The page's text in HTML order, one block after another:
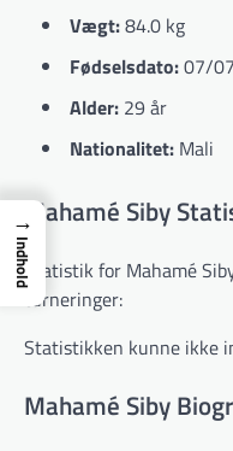
Vægt:84.0 kg
Fødselsdato:07/
Alder: 29 år
Nationalitet: Mali
Mahamé Siby
Statistik for Mahamé
turneringer:
Statistikken kunne ikke
Mahamé Siby
→
Indhold